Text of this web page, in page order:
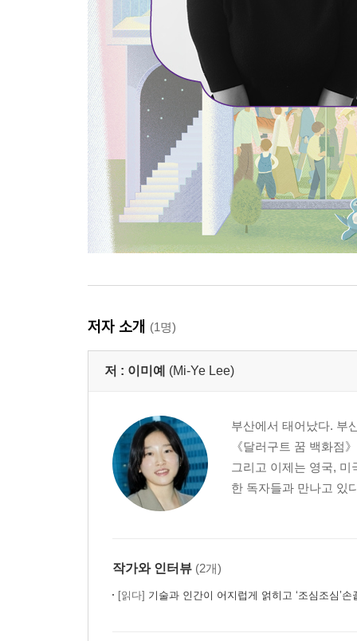
저자 소개 (1명)
저 : 이미예 (Mi-Ye Lee)
부산에서 태어났다. 부
《달러구트 꿈 백화점
그리고 이제는 영국,
한 독자들과 만나고 있
작가와 인터뷰 (2개)
[읽다] 기술과 인간이 어지럽게 얽히고 ‘조심조심’손끝을